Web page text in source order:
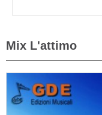
Mix L'attimo